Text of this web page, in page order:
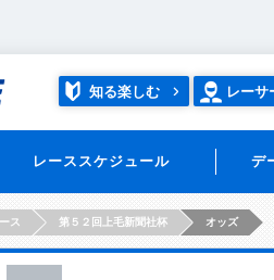
知る楽しむ レーサ
レーススケジュール デ
ス 第５２回上毛新聞社杯 オッズ